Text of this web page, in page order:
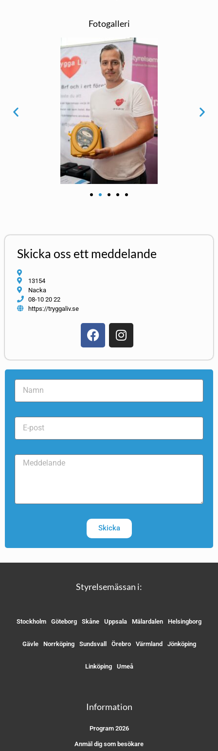
Fotogalleri
Skicka oss ett meddelande
13154
Nacka
08-10 20 22
https://tryggaliv.se
Skicka
Styrelsemässan i:
Stockholm Göteborg Skåne Uppsala Mälardalen Helsingborg
Gävle Norrköping Sundsvall Örebro Värmland Jönköping
Linköping Umeå
Information
Program 2026
Anmäl dig som besökare